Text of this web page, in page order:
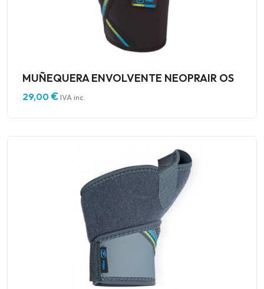
MUÑEQUERA ENVOLVENTE NEOPRAIR OS
29,00€IVA inc.